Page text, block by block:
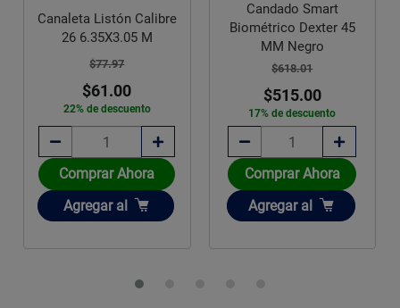
Listón Calibre
M
de descuento
Ahora
al
Candado Smart
Biométrico Dexter 45
17% de descuento
Comprar Ahora
Añadir
Agregar al
Canastilla
Añadir